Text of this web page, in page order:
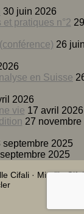
30 juin 2026
pratiques n°2 29
26
en Suisse
2026
vie 17 avril 2026
27 novembre
septembre 2025
2025
Cifali · Mireille